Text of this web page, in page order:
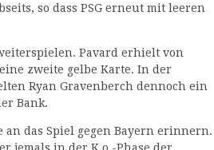
so dass PSG erneut mit leeren
Pavard erhielt von
zweite gelbe Karte. In der
Ryan Gravenberch dennoch ein
Bank.
das Spiel gegen Bayern erinnern.